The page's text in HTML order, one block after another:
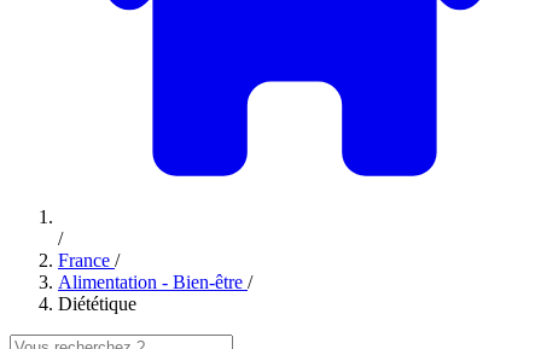
/
France /
Alimentation - Bien-être /
Diététique